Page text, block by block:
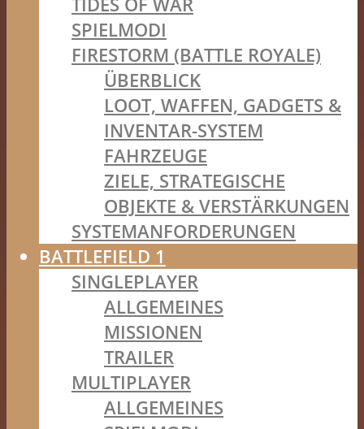
SPIELMODI
FIRESTORM (BATTLE ROYALE)
ÜBERBLICK
LOOT, WAFFEN, GADGETS &
INVENTAR-SYSTEM
FAHRZEUGE
ZIELE, STRATEGISCHE
OBJEKTE & VERSTÄRKUNGEN
SYSTEMANFORDERUNGEN
BATTLEFIELD 1
SINGLEPLAYER
ALLGEMEINES
MISSIONEN
TRAILER
MULTIPLAYER
ALLGEMEINES